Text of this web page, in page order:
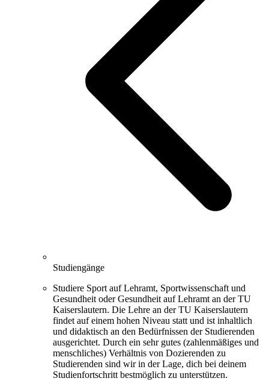
Studiengänge
Studiere Sport auf Lehramt, Sportwissenschaft und
Gesundheit oder Gesundheit auf Lehramt an der TU
Kaiserslautern. Die Lehre an der TU Kaiserslautern
findet auf einem hohen Niveau statt und ist inhaltlich
und didaktisch an den Bedürfnissen der Studierenden
ausgerichtet. Durch ein sehr gutes (zahlenmäßiges und
menschliches) Verhältnis von Dozierenden zu
Studierenden sind wir in der Lage, dich bei deinem
Studienfortschritt bestmöglich zu unterstützen.